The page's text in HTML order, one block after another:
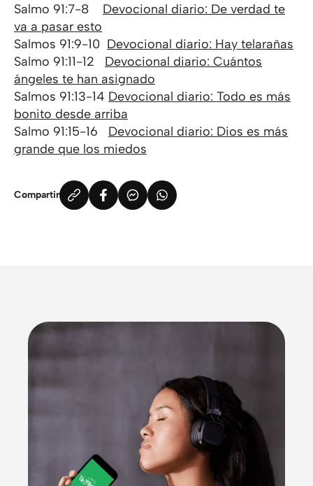
Salmo 91:7-8 Devocional diario: De verdad te
va a pasar esto
Salmos 91:9-10 Devocional diario: Hay telarañas
Salmo 91:11-12 Devocional diario: Cuántos
ángeles te han asignado
Salmos 91:13-14 Devocional diario: Todo es más
bonito desde arriba
Salmo 91:15-16 Devocional diario: Dios es más
grande que los miedos
Compartir